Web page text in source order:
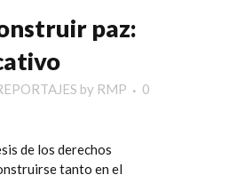
paz:
by RMP
0
de los derechos
tanto en el